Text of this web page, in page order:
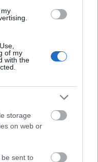
of my
with the
storage
on web or
sent to
σκάνερ χιλιάδες
στο Μέγαρο